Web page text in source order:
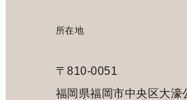
所在地
〒810-0051
福岡県福岡市中央区大濠